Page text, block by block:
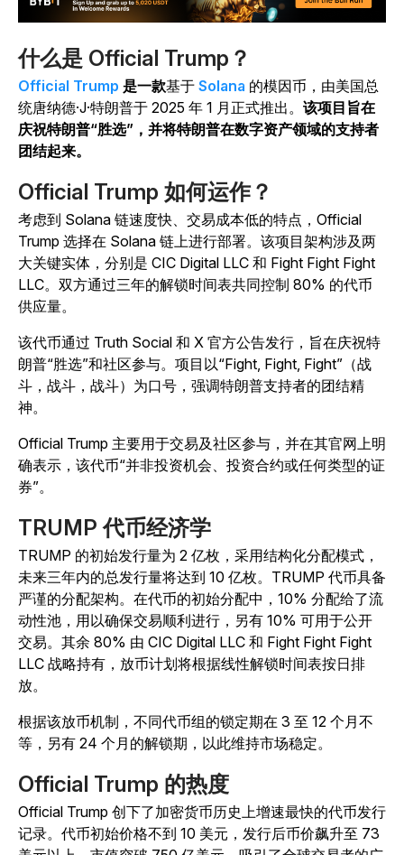
什么是 Official Trump？
Official Trump 是一款基于 Solana 的模因币，由美国总
统唐纳德·J·特朗普于 2025 年 1 月正式推出。 该项目旨在
庆祝特朗普“胜选”，并将特朗普在数字资产领域的支持者
团结起来。
Official Trump 如何运作？
考虑到 Solana 链速度快、交易成本低的特点，Official
Trump 选择在 Solana 链上进行部署。该项目架构涉及两
大关键实体，分别是 CIC Digital LLC 和 Fight Fight Fight
LLC。双方通过三年的解锁时间表共同控制 80% 的代币
供应量。
该代币通过 Truth Social 和 X 官方公告发行，旨在庆祝特
朗普“胜选”和社区参与。项目以“Fight, Fight, Fight”（战
斗，战斗，战斗）为口号，强调特朗普支持者的团结精
神。
Official Trump 主要用于交易及社区参与，并在其官网上明
确表示，该代币“并非投资机会、投资合约或任何类型的证
券”。
TRUMP 代币经济学
TRUMP 的初始发行量为 2 亿枚，采用结构化分配模式，
未来三年内的总发行量将达到 10 亿枚。TRUMP 代币具备
严谨的分配架构。在代币的初始分配中，10% 分配给了流
动性池，用以确保交易顺利进行，另有 10% 可用于公开
交易。其余 80% 由 CIC Digital LLC 和 Fight Fight Fight
LLC 战略持有，放币计划将根据线性解锁时间表按日排
放。
根据该放币机制，不同代币组的锁定期在 3 至 12 个月不
等，另有 24 个月的解锁期，以此维持市场稳定。
Official Trump 的热度
Official Trump 创下了加密货币历史上增速最快的代币发行
记录。代币初始价格不到 10 美元，发行后币价飙升至 73